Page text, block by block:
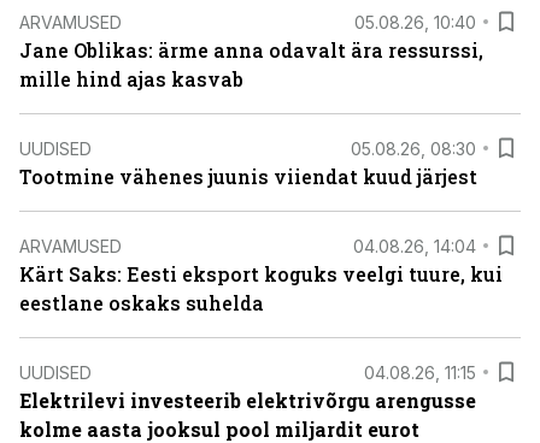
ARVAMUSED 05.08.26, 10:40
Jane Oblikas: ärme anna odavalt ära ressurssi,
mille hind ajas kasvab
UUDISED 05.08.26, 08:30
Tootmine vähenes juunis viiendat kuud järjest
ARVAMUSED 04.08.26, 14:04
Kärt Saks: Eesti eksport koguks veelgi tuure, kui
eestlane oskaks suhelda
UUDISED 04.08.26, 11:15
Elektrilevi investeerib elektrivõrgu arengusse
kolme aasta jooksul pool miljardit eurot